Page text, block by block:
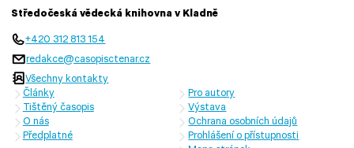
Středočeská vědecká knihovna v Kladně
+420 312 813 154
redakce@casopisctenar.cz
Všechny kontakty
Články
Tištěný časopis
O nás
Předplatné
Pro autory
Výstava
Ochrana osobních údajů
Prohlášení o přístupnosti